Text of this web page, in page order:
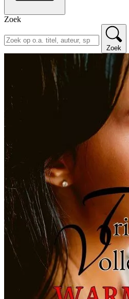
Zoek
Zoek